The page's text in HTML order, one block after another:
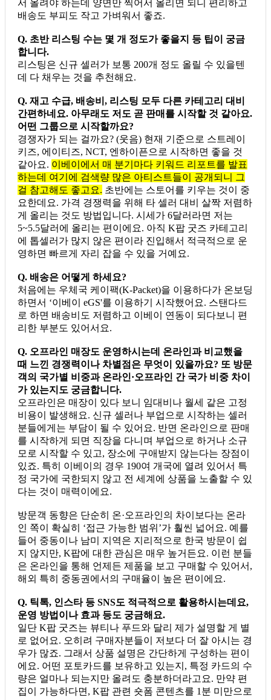
서 올려야 하는데 양면만 찍어서 올리면 되니 편리하고
배송도 부피도 작고 가벼워서 좋죠.
Q. 초반 리스팅 수는 몇 개 정도가 좋을지 등 팁이 궁금
합니다.
리스팅은 신규 셀러가 보통 200개 정도 올릴 수 있을텐
데 다 채우는 것을 추천해요.
Q. 재고 수급, 배송비, 리스팅 모두 다른 카테고리 대비
간편하네요. 아무래도 저도 곧 판매를 시작할 것 같아요.
어떤 그룹으로 시작할까요?
경쟁자가 되는 걸까요? (웃음) 현재 기준으로 스트레이
키즈, 에이티즈, NCT, 엔하이픈으로 시작하면 좋을 것
같아요. 이베이에서 매 분기마다 키워드 리포트를 발표
하는데 여기에 검색량 많은 아티스트들이 공개되니 그
걸 참고해도 좋고요. 초반에는 스토어를 키우는 것이 중
요한데요. 가격 경쟁력을 위해 타 셀러 대비 살짝 저렴하
게 올리는 것도 방법입니다. 시세가 6달러라면 저는
5~5.5달러에 올리는 편이에요. 아직 K팝 굿즈 카테고리
에 톱셀러가 많지 않은 편이라 진입해서 적극적으로 운
영하면 빠르게 자리 잡을 수 있을 거예요.
Q. 배송은 어떻게 하세요?
처음에는 우체국 케이팩(K-Packet)을 이용하다가 온보딩
하면서 ‘이베이 eGS'를 이용하기 시작했어요. 스탠다드
로 하면 배송비도 저렴하고 이베이 연동이 되다보니 편
리한 부분도 있어서요.
Q. 오프라인 매장도 운영하시는데 온라인과 비교했을
때 느낀 경쟁력이나 차별점은 무엇이 있을까요? 또 방문
객의 국가별 비중과 온라인·오프라인 간 국가 비중 차이
가 있는지도 궁금합니다.
오프라인은 매장이 있다 보니 임대비나 월세 같은 고정
비용이 발생해요. 신규 셀러나 부업으로 시작하는 셀러
분들에게는 부담이 될 수 있어요. 반면 온라인으로 판매
를 시작하게 되면 직장을 다니며 부업으로 하거나 소규
모로 시작할 수 있고, 장소에 구애받지 않는다는 장점이
있죠. 특히 이베이의 경우 190여 개국에 열려 있어서 특
정 국가에 국한되지 않고 전 세계에 상품을 노출할 수 있
다는 것이 매력이에요.
방문객 동향은 단순히 온·오프라인의 차이보다는 온라
인 쪽이 확실히 ‘접근 가능한 범위’가 훨씬 넓어요. 예를
들어 중동이나 남미 지역은 지리적으로 한국 방문이 쉽
지 않지만, K팝에 대한 관심은 매우 높거든요. 이런 분들
은 온라인을 통해 언제든 제품을 보고 구매할 수 있어서,
해외 특히 중동권에서의 구매율이 높은 편이에요.
Q. 틱톡, 인스타 등 SNS도 적극적으로 활용하시는데요,
운영 방법이나 효과 등도 궁금해요.
일단 K팝 굿즈는 뷰티나 푸드와 달리 제가 설명할 게 별
로 없어요. 오히려 구매자분들이 저보다 더 잘 아시는 경
우가 많죠. 그래서 상품 설명은 간단하게 구성하는 편이
에요. 어떤 포토카드를 보유하고 있는지, 특정 카드의 수
량은 얼마나 되는지만 올려도 충분하더라고요. 만약 편
집이 가능하다면, K팝 관련 숏폼 콘텐츠를 1분 미만으로